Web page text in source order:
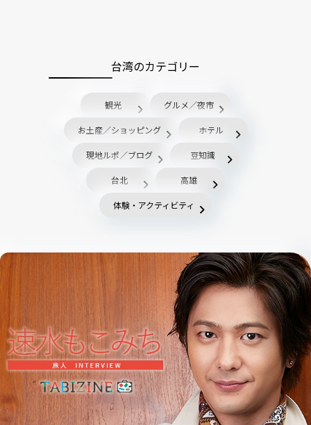
台湾のカテゴリー
観光 グルメ／夜市
お土産／ショッピング ホテル
現地ルポ／ブログ 豆知識
台北 高雄
体験・アクティビティ